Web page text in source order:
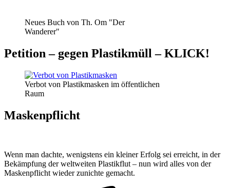
Neues Buch von Th. Om "Der
Wanderer"
Petition – gegen Plastikmüll – KLICK!
Verbot von Plastikmasken im öffentlichen
Raum
Maskenpflicht
Wenn man dachte, wenigstens ein kleiner Erfolg sei erreicht, in der
Bekämpfung der weltweiten Plastikflut – nun wird alles von der
Maskenpflicht wieder zunichte gemacht.